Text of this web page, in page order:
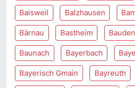
Baisweil Balzhausen
Bärnau Bastheim
Baunach Bayerbach
Bayerisch Gmain Bayreuth